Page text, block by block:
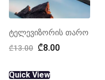
ტელევიზორის თარო
₾13.00 Original
was:
₾8.00Current
Quick View